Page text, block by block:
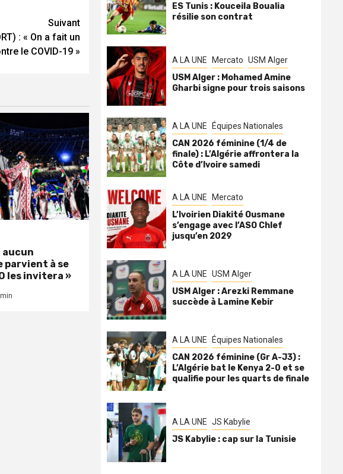
Suivant
: « On a fait un
le COVID-19 »
aucun
parvient à se
les invitera »
ES Tunis : Kouceila Boualia
résilie son contrat
A LA UNE Mercato USM Alger
USM Alger : Mohamed Amine
Gharbi signe pour trois saisons
A LA UNE Équipes Nationales
CAN 2026 féminine (1/4 de
finale) : L’Algérie affrontera la
Côte d’Ivoire samedi
A LA UNE Mercato
L’Ivoirien Diakité Ousmane
s’engage avec l’ASO Chlef
jusqu’en 2029
A LA UNE USM Alger
USM Alger : Arezki Remmane
succède à Lamine Kebir
A LA UNE Équipes Nationales
CAN 2026 féminine (Gr A-J3) :
L’Algérie bat le Kenya 2-0 et se
qualifie pour les quarts de finale
A LA UNE JS Kabylie
JS Kabylie : cap sur la Tunisie